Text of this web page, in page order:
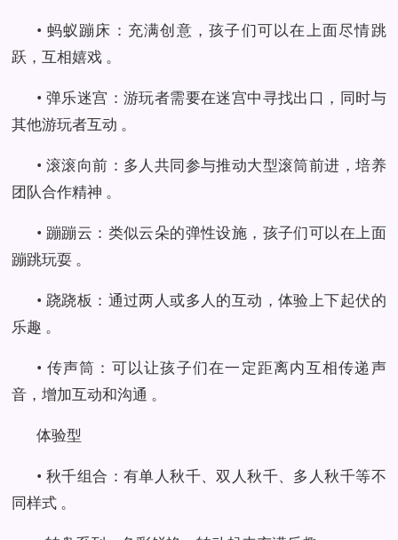
• 蚂蚁蹦床：充满创意，孩子们可以在上面尽情跳
跃，互相嬉戏 。
• 弹乐迷宫：游玩者需要在迷宫中寻找出口，同时与
其他游玩者互动 。
• 滚滚向前：多人共同参与推动大型滚筒前进，培养
团队合作精神 。
• 蹦蹦云：类似云朵的弹性设施，孩子们可以在上面
蹦跳玩耍 。
• 跷跷板：通过两人或多人的互动，体验上下起伏的
乐趣 。
• 传声筒：可以让孩子们在一定距离内互相传递声
音，增加互动和沟通 。
体验型
• 秋千组合：有单人秋千、双人秋千、多人秋千等不
同样式 。